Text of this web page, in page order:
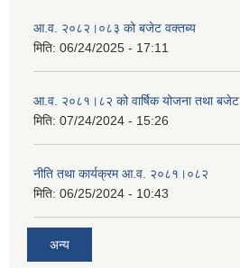
आ.व. २०८२।०८३ को बजेट वक्तब्य
मिति: 06/24/2025 - 17:11
आ.व. २०८१।८२ को वार्षिक योजना तथा बजेट
मिति: 07/24/2024 - 15:26
नीति तथा कार्यक्रम आ.व. २०८१।०८२
मिति: 06/25/2024 - 10:43
अन्य